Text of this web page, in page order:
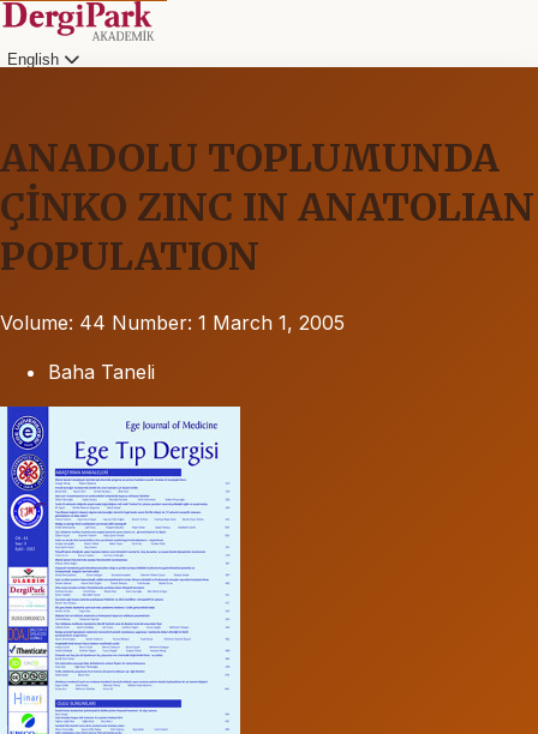
English
ANADOLU TOPLUMUNDA
ÇİNKO ZINC IN ANATOLIAN
POPULATION
Volume: 44 Number: 1 March 1, 2005
Baha Taneli